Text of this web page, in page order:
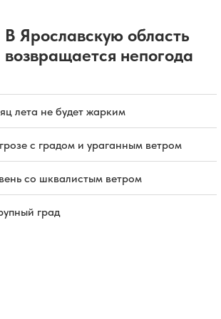
В Ярославскую область
возвращается непогода
лета не будет жарким
с градом и ураганным ветром
со шквалистым ветром
град